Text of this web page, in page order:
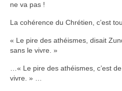
ne va pas !
La cohérence du Chrétien, c’est
« Le pire des athéismes, disait
sans le vivre. »
…« Le pire des athéismes, c’est
vivre. » …